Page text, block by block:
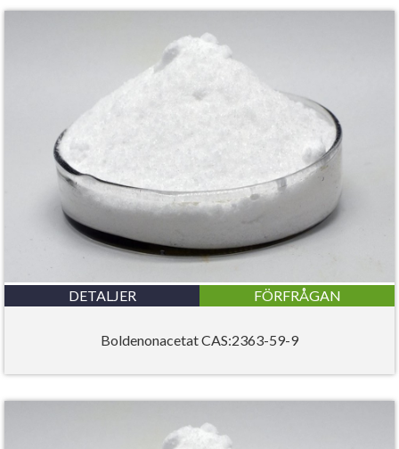
DETALJER FÖRFRÅGAN
Boldenonacetat CAS:2363-59-9